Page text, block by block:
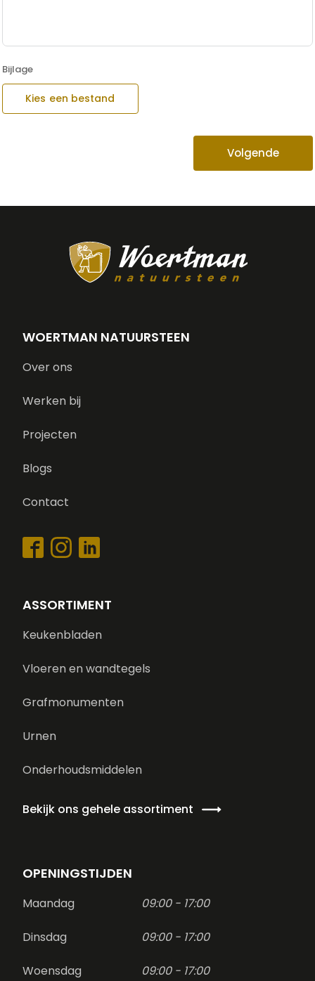
Bijlage
Kies een bestand
Volgende
WOERTMAN NATUURSTEEN
Over ons
Werken bij
Projecten
Blogs
Contact
ASSORTIMENT
Keukenbladen
Vloeren en wandtegels
Grafmonumenten
Urnen
Onderhoudsmiddelen
Bekijk ons gehele assortiment
OPENINGSTIJDEN
Maandag 09:00 - 17:00
Dinsdag 09:00 - 17:00
Woensdag 09:00 - 17:00